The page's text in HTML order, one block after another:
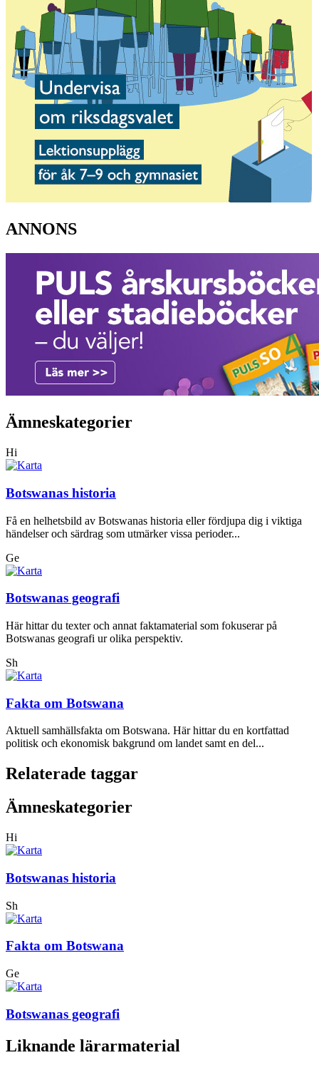
ANNONS
Ämneskategorier
Hi
Botswanas historia
Få en helhetsbild av Botswanas historia eller fördjupa dig i viktiga
händelser och särdrag som utmärker vissa perioder...
Ge
Botswanas geografi
Här hittar du texter och annat faktamaterial som fokuserar på
Botswanas geografi ur olika perspektiv.
Sh
Fakta om Botswana
Aktuell samhällsfakta om Botswana. Här hittar du en kortfattad
politisk och ekonomisk bakgrund om landet samt en del...
Relaterade taggar
Ämneskategorier
Hi
Botswanas historia
Sh
Fakta om Botswana
Ge
Botswanas geografi
Liknande lärarmaterial